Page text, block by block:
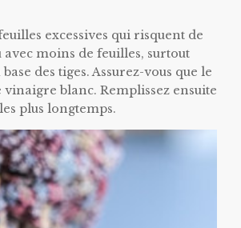
excessives qui risquent de
avec moins de feuilles, surtout
des tiges. Assurez-vous que le
blanc. Remplissez ensuite
plus longtemps.